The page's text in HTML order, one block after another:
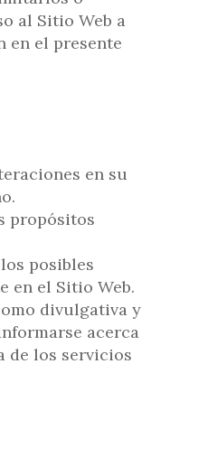
al Sitio Web a
en el presente
en su
propósitos
posibles
en el Sitio Web.
divulgativa y
acerca
de los servicios